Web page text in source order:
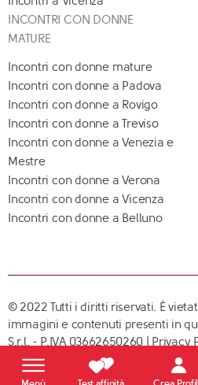
INCONTRI CON DONNE
MATURE
Incontri con donne mature
Incontri con donne a Padova
Incontri con donne a Rovigo
Incontri con donne a Treviso
Incontri con donne a Venezia e
Mestre
Incontri con donne a Verona
Incontri con donne a Vicenza
Incontri con donne a Belluno
© 2022 Tutti i diritti riservati. È
immagini e contenuti presenti in
S.r.l. - P.IVA 03662650260 | Privacy